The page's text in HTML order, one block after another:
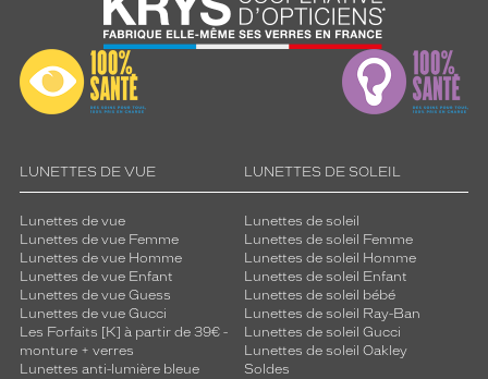
LUNETTES DE VUE
Lunettes de vue
Lunettes de vue Femme
Lunettes de vue Homme
Lunettes de vue Enfant
Lunettes de vue Guess
Lunettes de vue Gucci
Les Forfaits [K] à partir de 39€ -
monture + verres
Lunettes anti-lumière bleue
LUNETTES DE SOLEIL
Lunettes de soleil
Lunettes de soleil Femme
Lunettes de soleil Homme
Lunettes de soleil Enfant
Lunettes de soleil bébé
Lunettes de soleil Ray-Ban
Lunettes de soleil Gucci
Lunettes de soleil Oakley
Soldes